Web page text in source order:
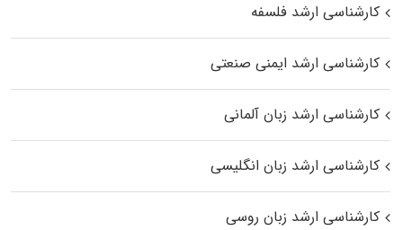
کارشناسی ارشد فلسفه
کارشناسی ارشد ایمنی صنعتی
کارشناسی ارشد زبان آلمانی
کارشناسی ارشد زبان انگلیسی
کارشناسی ارشد زبان روسی